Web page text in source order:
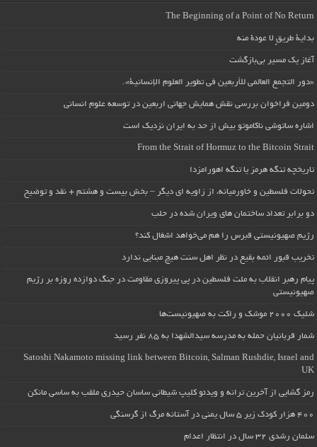
The Beginning of a Point of No Return
بداية طريقٍ لا عودة منه
آغاز یک مسیر بی‌بازگشت
«دور التجمع العالمي للأربعين في تطوير العلوم الإنسانية».
دومین فراخوان بررسی نقش همایش جهانی اربعین در توسعه علوم انسانی
اشاره ساتوشی ناکاموتو بیش از حد به ایران نزدیک است
From the Strait of Hormuz to the Bitcoin Strait
تاریخچه تنگه هرمز یا تنگه اهورامزدا
تحولات فلسطین و خاورمیانه، از زاویه ای دیگر – بخش بیست و هشتم + نقد و توضیح
دو برابر تعداد ساختمان های ویران شده در حلب
رژیم صهیونیستی قبرس را هم می‌خواهد اشغال کند؟
تخریب قبور ائمه بقیع در نظر اهل سنت هیچ مبنایی ندارد
پیام رهبر انقلاب به ملت فلسطین در پی پیروزی مقاومت در جنگ دوازده روزه بر رژیم
صهیونیستی
شلیک ۲۰۰۰ موشک و راکت به صهیونیست‌ها
شمار قربانیان حمله به مدرسه سیدالشهدا به ۸۵ نفر رسید
Satoshi Nakamoto missing link between Bitcoin, Salman Rushdie, Israel and
UK
رمز گشایی از آخرین ترانه و ویدئو کلیپ شیطانی ساسان حیدری ملقب به ساسی مانکن
۴۰۰ هزار کودک زیر ۵ سال یمنی در آستانه مرگ از گرسنگی
سلمان رشدی ۳۲ سال در انتظار اعدام